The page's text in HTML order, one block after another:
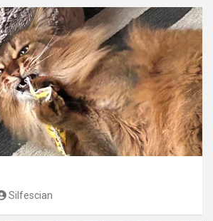
Silfescian